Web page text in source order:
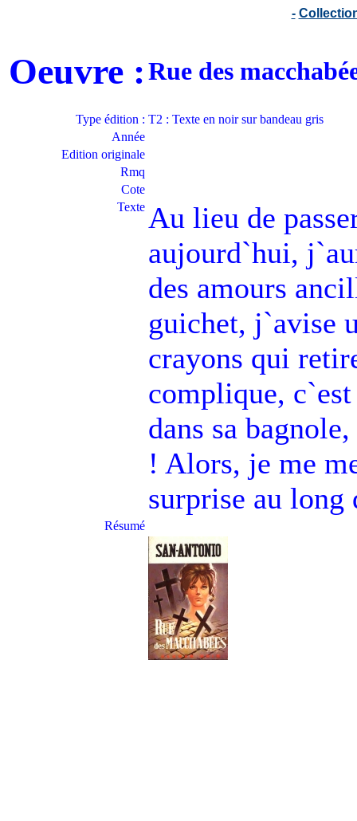
-
Oeuvre :Rue des
Type édition : T2 : Texte en noir sur bandeau gris
Année
Edition originale
Rmq
Cote
Texte Au lieu de
aujourd`hui,
des amours
guichet, j`avise
crayons qui
complique,
dans sa
! Alors, je me
surprise au long
Résumé